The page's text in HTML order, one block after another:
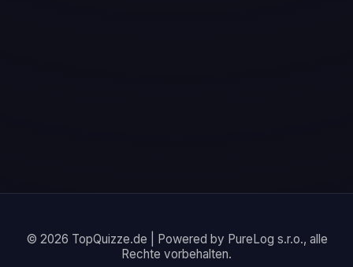
© 2026 TopQuizze.de | Powered by PureLog s.r.o., alle
Rechte vorbehalten.